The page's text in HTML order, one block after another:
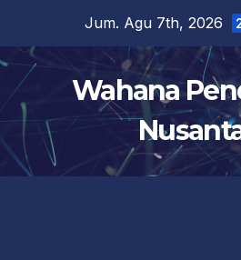
content
Jum. Agu 7th, 2026
Wahana